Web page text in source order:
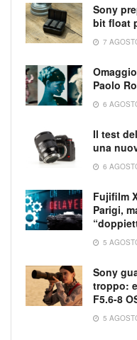
Sony
bit float
7
Paolo
6
Il test
una
6
Fujifilm
Parigi,
5
Sony
troppo:
F5.6-8
5